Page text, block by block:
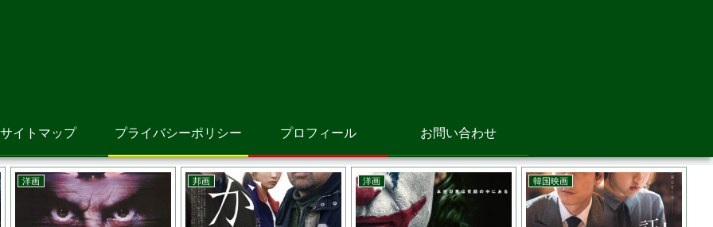
サイトマップ プライバシーポリシー プロフィール お問い合わせ
邦画 邦画